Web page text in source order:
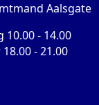
Aalsgate
- 14.00
- 21.00